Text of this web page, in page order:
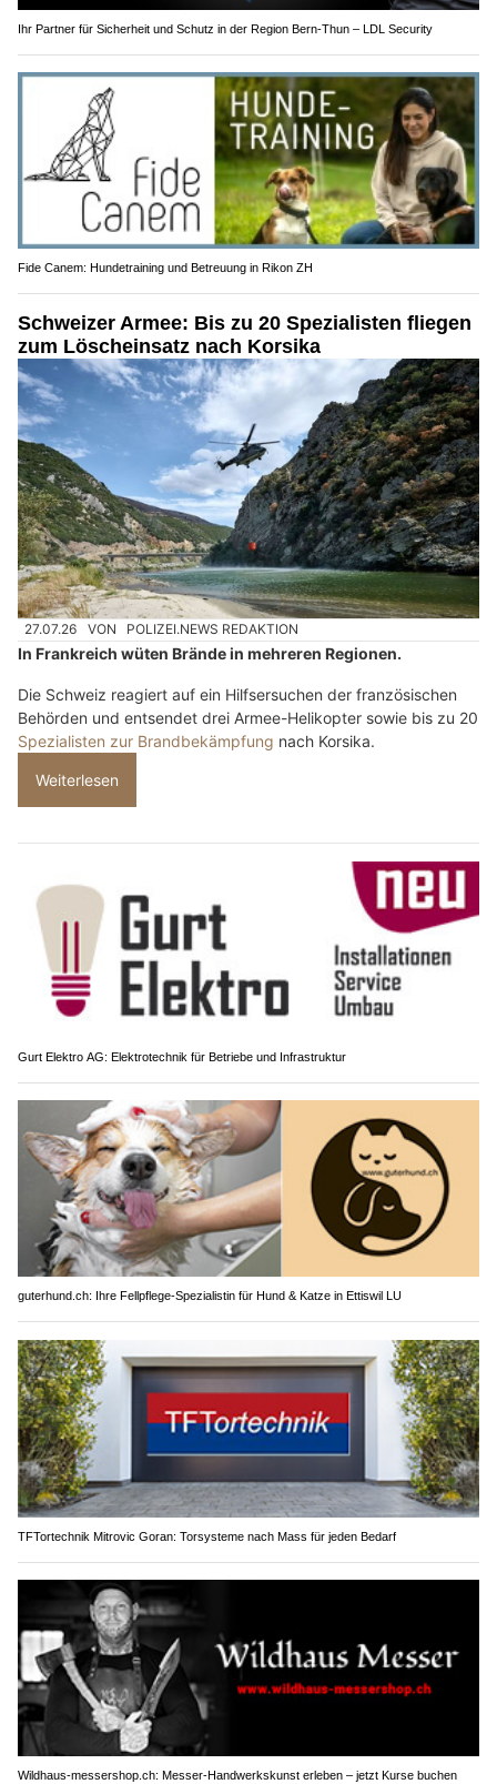
Ihr Partner für Sicherheit und Schutz in der Region Bern-Thun – LDL Security
Fide Canem: Hundetraining und Betreuung in Rikon ZH
Schweizer Armee: Bis zu 20 Spezialisten fliegen
zum Löscheinsatz nach Korsika
27.07.26 VON POLIZEI.NEWS REDAKTION
In Frankreich wüten Brände in mehreren Regionen.
Die Schweiz reagiert auf ein Hilfsersuchen der französischen
Behörden und entsendet drei Armee-Helikopter sowie bis zu 20
Spezialisten zur Brandbekämpfung nach Korsika.
Weiterlesen
Gurt Elektro AG: Elektrotechnik für Betriebe und Infrastruktur
guterhund.ch: Ihre Fellpflege-Spezialistin für Hund & Katze in Ettiswil LU
TFTortechnik Mitrovic Goran: Torsysteme nach Mass für jeden Bedarf
Wildhaus-messershop.ch: Messer-Handwerkskunst erleben – jetzt Kurse buchen